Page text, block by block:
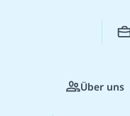
Über uns